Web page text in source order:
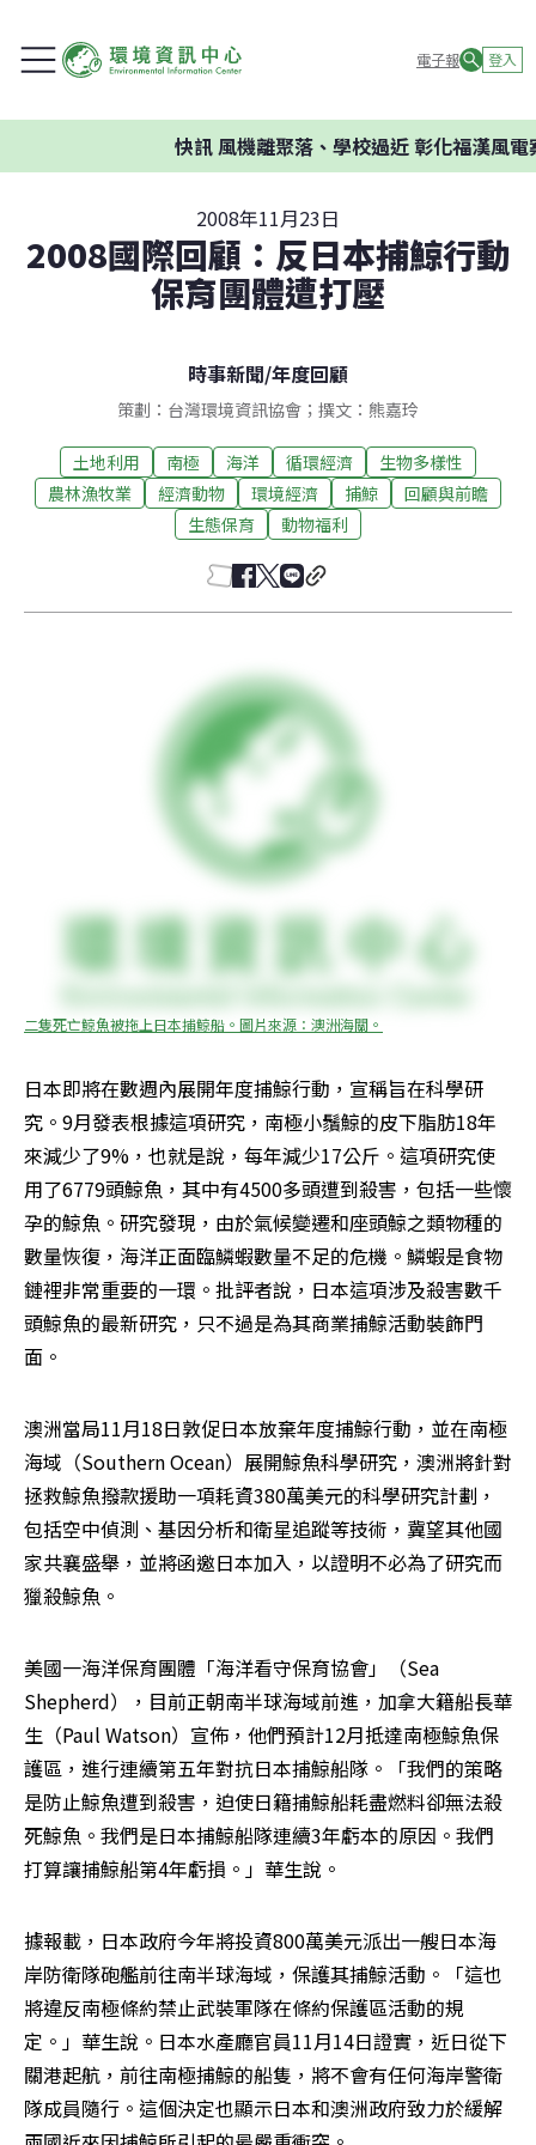
電子報 登入
快訊風機離聚落、學校過近 彰化福漢風電案
2008年11月23日
2008國際回顧：反日本捕鯨行動
保育團體遭打壓
時事新聞/年度回顧
策劃：台灣環境資訊協會；撰文：熊嘉玲
土地利用 南極 海洋 循環經濟
生物多樣性
農林漁牧業
經濟動物 環境經濟 捕鯨
回顧與前瞻
生態保育
動物福利
二隻死亡鯨魚被拖上日本捕鯨船。圖片來源：澳洲海關。
日本即將在數週內展開年度捕鯨行動，宣稱旨在科學研
究。9月發表根據這項研究，南極小鬚鯨的皮下脂肪18年
來減少了9%，也就是說，每年減少17公斤。這項研究使
用了6779頭鯨魚，其中有4500多頭遭到殺害，包括一些懷
孕的鯨魚。研究發現，由於氣候變遷和座頭鯨之類物種的
數量恢復，海洋正面臨鱗蝦數量不足的危機。鱗蝦是食物
鏈裡非常重要的一環。批評者說，日本這項涉及殺害數千
頭鯨魚的最新研究，只不過是為其商業捕鯨活動裝飾門
面。
澳洲當局11月18日敦促日本放棄年度捕鯨行動，並在南極
海域（Southern Ocean）展開鯨魚科學研究，澳洲將針對
拯救鯨魚撥款援助一項耗資380萬美元的科學研究計劃，
包括空中偵測、基因分析和衛星追蹤等技術，冀望其他國
家共襄盛舉，並將函邀日本加入，以證明不必為了研究而
獵殺鯨魚。
美國一海洋保育團體「海洋看守保育協會」（Sea
Shepherd），目前正朝南半球海域前進，加拿大籍船長華
生（Paul Watson）宣佈，他們預計12月抵達南極鯨魚保
護區，進行連續第五年對抗日本捕鯨船隊。「我們的策略
是防止鯨魚遭到殺害，迫使日籍捕鯨船耗盡燃料卻無法殺
死鯨魚。我們是日本捕鯨船隊連續3年虧本的原因。我們
打算讓捕鯨船第4年虧損。」華生說。
據報載，日本政府今年將投資800萬美元派出一艘日本海
岸防衛隊砲艦前往南半球海域，保護其捕鯨活動。「這也
將違反南極條約禁止武裝軍隊在條約保護區活動的規
定。」華生說。日本水產廳官員11月14日證實，近日從下
關港起航，前往南極捕鯨的船隻，將不會有任何海岸警衛
隊成員隨行。這個決定也顯示日本和澳洲政府致力於緩解